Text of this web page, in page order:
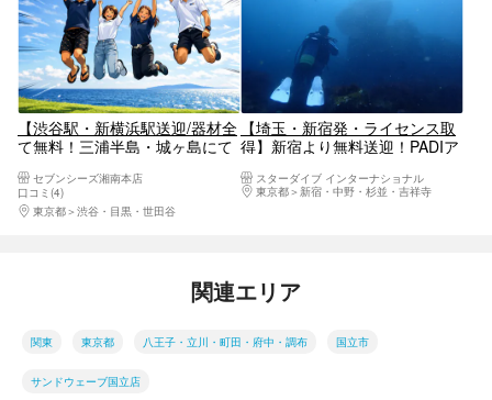
【渋谷駅・新横浜駅送迎/器材全
て無料！三浦半島・城ヶ島にて
で国際ライセンス取得で本格的
にダイビングを始めよう！（最
大潜水深度18m）
セブンシーズ湘南本店
口コミ(4)
東京都
渋谷・目黒・世田谷
【埼玉・新宿発・ライセンス取
得】新宿より無料送迎！PADIア
スターダイブ インターナショナル
東京都
新宿・中野・杉並・吉祥寺
関連エリア
関東 東京都 八王子・立川・町田・府中・調布 国立市
サンドウェーブ国立店